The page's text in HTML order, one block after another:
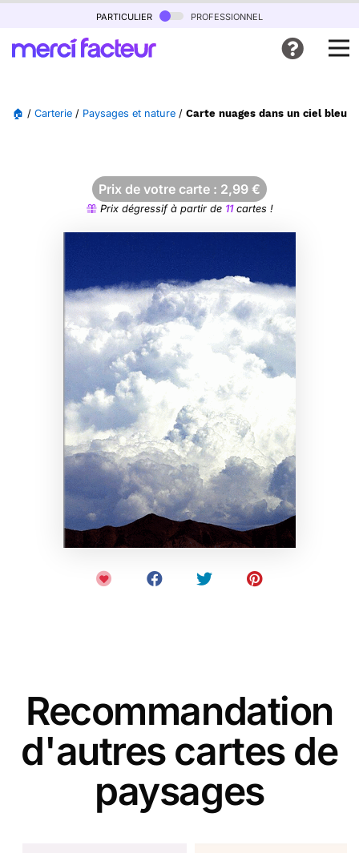
particulier professionnel
🏠 / Carterie / Paysages et nature / Carte nuages dans un ciel bleu
Prix de votre carte : 2,99 €
Prix dégressif à partir de 11cartes !
Recommandation
d'autres cartes de
paysages